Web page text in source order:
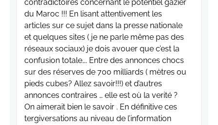
contradictoires concernant le potentiel gazier
du Maroc !!! En lisant attentivement les
articles sur ce sujet dans la presse nationale
et quelques sites ( je ne parle même pas des
réseaux sociaux) je dois avouer que c’est la
confusion totale…. Entre des annonces chocs
sur des réserves de 700 milliards ( mètres ou
pieds cubes? Allez savoir!!!) et d’autres
annonces contraires … elle est où la verité ?
On aimerait bien le savoir . En définitive ces
tergiversations au niveau de l’information